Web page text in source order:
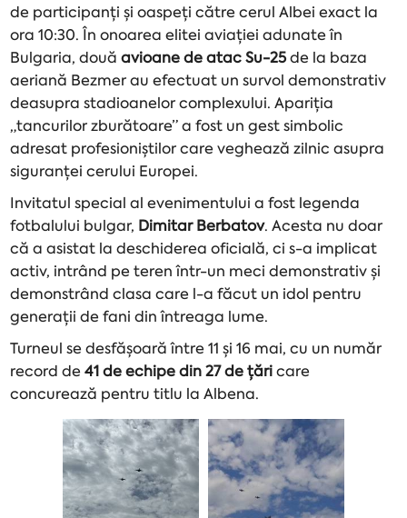
de participanți și oaspeți către cerul Albei exact la
ora 10:30. În onoarea elitei aviației adunate în
Bulgaria, douăavioane de atac Su-25de la baza
aeriană Bezmer au efectuat un survol demonstrativ
deasupra stadioanelor complexului. Apariția
„tancurilor zburătoare” a fost un gest simbolic
adresat profesioniștilor care veghează zilnic asupra
siguranței cerului Europei.
Invitatul special al evenimentului a fost legenda
fotbalului bulgar, Dimitar Berbatov. Acesta nu doar
că a asistat la deschiderea oficială, ci s-a implicat
activ, intrând pe teren într-un meci demonstrativ și
demonstrând clasa care l-a făcut un idol pentru
generații de fani din întreaga lume.
Turneul se desfășoară între 11 și 16 mai, cu un număr
record de41 de echipe din 27 de țăricare
concurează pentru titlu la Albena.